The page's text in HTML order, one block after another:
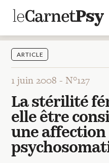
Articles
A la une
Adolescence
Dispositif
Enfance
Périnatalité
Psychanalyse
Psychopathologie
Soin
Dossiers
Auteurs
ARTICLE
1 juin 2008 -N°127
La stérilité
elle être
une affection